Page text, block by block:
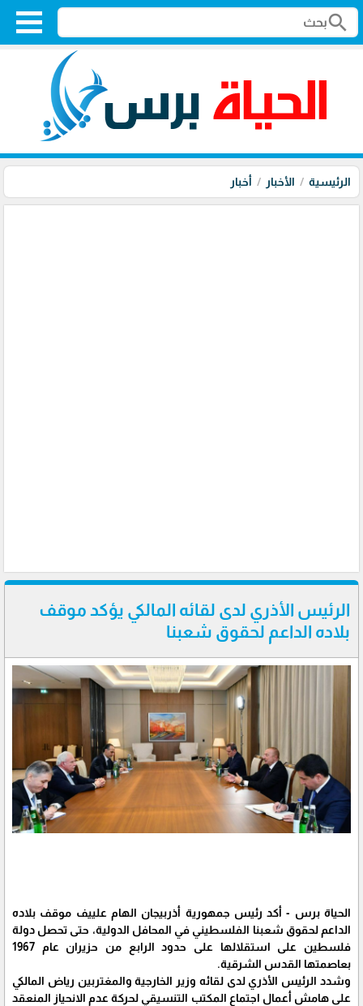
search
الرئيسية الأخبار أخبار
الرئيس الأذري لدى لقائه المالكي يؤكد موقف
بلاده الداعم لحقوق شعبنا
الحياة برس - أكد رئيس جمهورية أذربيجان الهام علييف موقف بلاده
الداعم لحقوق شعبنا الفلسطيني في المحافل الدولية، حتى تحصل دولة
فلسطين على استقلالها على حدود الرابع من حزيران عام 1967
بعاصمتها القدس الشرقية.
وشدد الرئيس الأذري لدى لقائه وزير الخارجية والمغتربين رياض المالكي
على هامش أعمال اجتماع المكتب التنسيقي لحركة عدم الانحياز المنعقد